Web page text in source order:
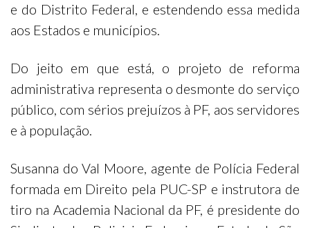
e do Distrito Federal, e estendendo essa medida
aos Estados e municípios.
Do jeito em que está, o projeto de reforma
administrativa representa o desmonte do serviço
público, com sérios prejuízos à PF, aos servidores
e à população.
Susanna do Val Moore, agente de Polícia Federal
formada em Direito pela PUC-SP e instrutora de
tiro na Academia Nacional da PF, é presidente do